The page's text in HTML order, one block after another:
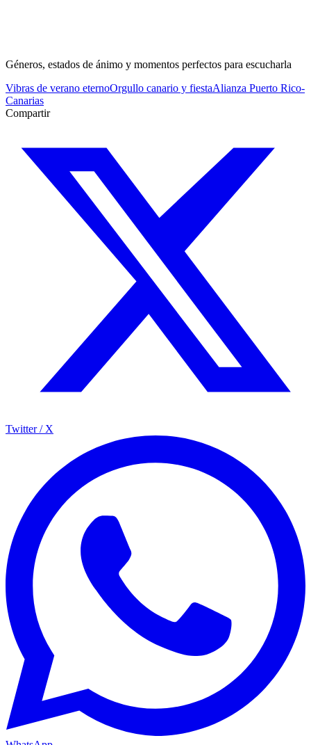
Géneros, estados de ánimo y momentos perfectos para escucharla
Vibras de verano eternoOrgullo canario y fiestaAlianza Puerto Rico-
Canarias
Compartir
Twitter / X